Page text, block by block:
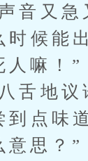
又急
候能
人嘛！”
地议
点味
意思？”